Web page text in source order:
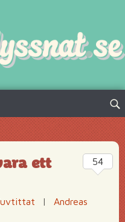
Sök
ett
|
Andreas
54